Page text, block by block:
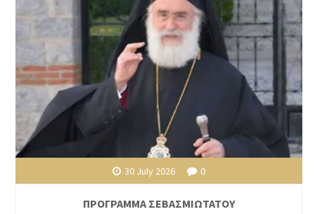
30 July 2026 0
ΠΡΟΓΡΑΜΜΑ ΣΕΒΑΣΜΙΩΤΑΤΟΥ